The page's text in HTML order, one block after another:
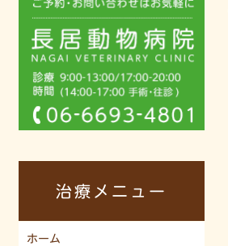
治療メニュー
ホーム